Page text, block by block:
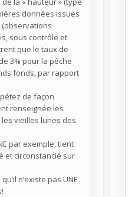
données issues
sous contrôle et
que le taux de
3% pour la pêche
fonds, par rapport
de façon
renseignée les
vieilles lunes des
par exemple, tient
et circonstancié sur
n’existe pas UNE